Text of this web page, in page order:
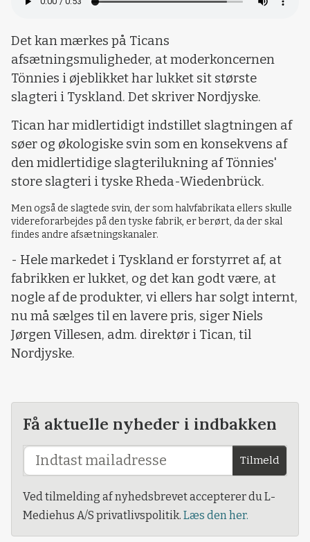
Det kan mærkes på Ticans
afsætningsmuligheder, at moderkoncernen
Tönnies i øjeblikket har lukket sit største
slagteri i Tyskland. Det skriver Nordjyske.
Tican har midlertidigt indstillet slagtningen af
søer og økologiske svin som en konsekvens af
den midlertidige slagterilukning af Tönnies'
store slagteri i tyske Rheda-Wiedenbrück.
Men også de slagtede svin, der som halvfabrikata ellers skulle
videreforarbejdes på den tyske fabrik, er berørt, da der skal
findes andre afsætningskanaler.
- Hele markedet i Tyskland er forstyrret af, at
fabrikken er lukket, og det kan godt være, at
nogle af de produkter, vi ellers har solgt internt,
nu må sælges til en lavere pris, siger Niels
Jørgen Villesen, adm. direktør i Tican, til
Nordjyske.
Få aktuelle nyheder i indbakken
Tilmeld
Ved tilmelding af nyhedsbrevet accepterer du L-
Mediehus A/S privatlivspolitik. Læs den her.